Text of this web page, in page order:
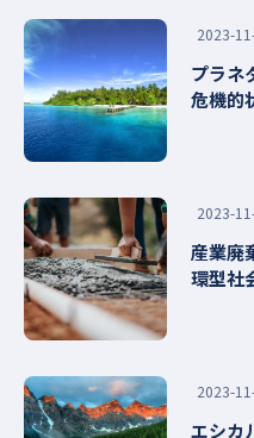
2023-
プラネ
危機的
2023-
産業廃
環型社
2023-
エシカ